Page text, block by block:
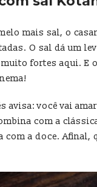
mais sal, o
O sal dá um
fortes aqui. E
avisa: você vai
com a
com a doce. Afinal,